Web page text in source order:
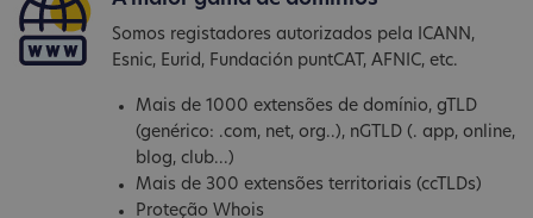
Somos registadores autorizados pela ICANN,
Esnic, Eurid, Fundación puntCAT, AFNIC, etc.
Mais de 1000 extensões de domínio, gTLD
(genérico: .com, net, org..), nGTLD (. app, online,
blog, club...)
Mais de 300 extensões territoriais (ccTLDs)
Proteção Whois